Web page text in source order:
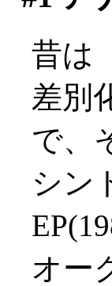
昔は
差別
で、
シン
オー